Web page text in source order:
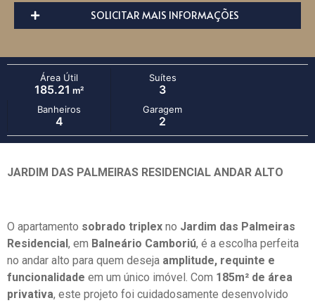
SOLICITAR MAIS INFORMAÇÕES
Área Útil
185.21 m²
Suítes
3
Banheiros
4
Garagem
2
JARDIM DAS PALMEIRAS RESIDENCIAL ANDAR ALTO
O apartamento sobrado triplex no Jardim das Palmeiras
Residencial, em Balneário Camboriú, é a escolha perfeita
no andar alto para quem deseja amplitude, requinte e
funcionalidade em um único imóvel. Com 185m² de área
privativa, este projeto foi cuidadosamente desenvolvido